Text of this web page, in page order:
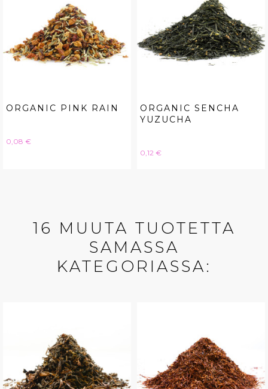
ORGANIC PINK RAIN
Hinta
0,08 €
ORGANIC SENCHA
YUZUCHA
Hinta
0,12 €
16 MUUTA TUOTETTA
SAMASSA
KATEGORIASSA: